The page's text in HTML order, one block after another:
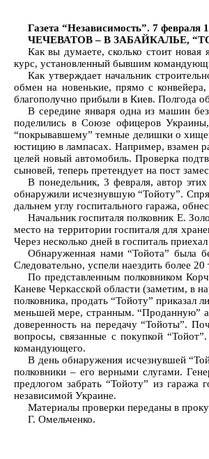
Газета “Независимость”. 7 февраля
ЧЕЧЕВАТОВ – В ЗАБАЙКАЛЬЕ,
Как вы думаете, сколько стоит
курс, установленный бывшим
Как утверждает начальник
обмен на новенькие, прямо с
благополучно прибыли в Киев. Полгода
В середине января одна из машин
поделились в Союзе офицеров
“покрывавшему” темные делишки о
юстицию в лампасах. Например, взамен
целей новый автомобиль. Проверка
сыновей, теперь претендует на пост
В понедельник, 3 февраля, автор
обнаружили исчезнувшую “Тойоту”.
дальнем углу госпитального гаража,
Начальник госпиталя полковник Е.
место на территории госпиталя для
Через несколько дней в госпиталь
Обнаруженная нами “Тойота” была
Следовательно, успели наездить более
По представленным полковником
Каневе Черкасской области (заметим, в
полковника, продать “Тойоту” приказал
меньшей мере, странным. “Проданную”
доверенность на передачу “Тойоты”.
вопросы, связанные с покупкой
командующего.
В день обнаружения исчезнувшей
полковники – его верными слугами.
предлогом забрать “Тойоту” из
независимой Украине.
Материалы проверки переданы в
Г. Омельченко.